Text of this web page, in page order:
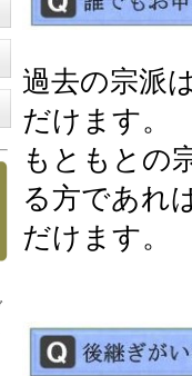
過去の宗派
だけます。
もともとの
る方であれ
だけます。